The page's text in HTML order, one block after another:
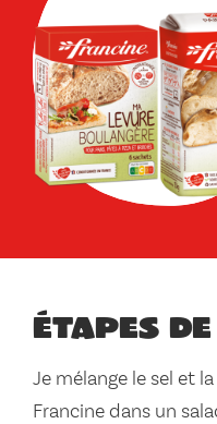
Étapes
Je mélange le sel et
Francine dans un